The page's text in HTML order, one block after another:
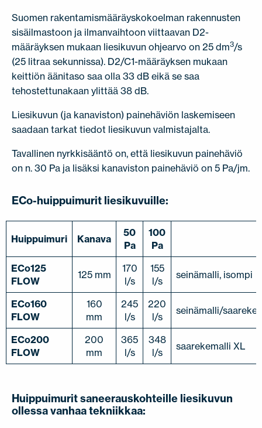
Suomen rakentamismääräyskokoelman rakennusten
sisäilmastoon ja ilmanvaihtoon viittaavan D2-
määräyksen mukaan liesikuvun ohjearvo on 25 dm3/s
(25 litraa sekunnissa). D2/C1-määräyksen mukaan
keittiön äänitaso saa olla 33 dB eikä se saa
tehostettunakaan ylittää 38 dB.
Liesikuvun (ja kanaviston) painehäviön laskemiseen
saadaan tarkat tiedot liesikuvun valmistajalta.
Tavallinen nyrkkisääntö on, että liesikuvun painehäviö
on n. 30 Pa ja lisäksi kanaviston painehäviö on 5 Pa/jm.
ECo-huippuimurit liesikuvuille:
Huippuimuri Kanava
50
Pa
100
Pa
ECo125
FLOW
125 mm
170
l/s
155
l/s
seinämalli, isompi
ECo160
FLOW
160
mm
245
l/s
220
l/s
seinämalli/
ECo200
FLOW
200
mm
365
l/s
348
l/s
saarekemalli XL
Huippuimurit saneerauskohteille liesikuvun
ollessa vanhaa tekniikkaa: